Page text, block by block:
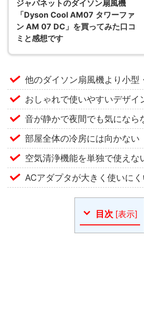
ジャパネットのダイソン扇風機
「Dyson Cool AM07 タワーファ
ン AM 07 DC」を買ってみた口コ
ミと感想です
他のダイソン扇風機より小型
おしゃれで使いやすいデザイ
音が静かで夜間でも気になら
部屋全体の冷房には向かない
空気清浄機能を単独で使えな
ACアダプタが大きく使いにく
目次 [表示]